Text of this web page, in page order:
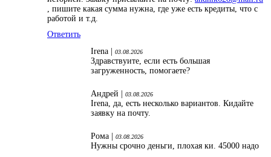
, пишите какая сумма нужна, где уже есть кредиты, что с
работой и т.д.
Ответить
Irena |
03.08.2026
Здравствуите, если есть большая
загруженность, помогаете?
Андрей | 03.08.2026
Irena, да, есть несколько вариантов. Кидайте
заявку на почту.
Рома | 03.08.2026
Нужны срочно деньги, плохая ки. 45000 надо